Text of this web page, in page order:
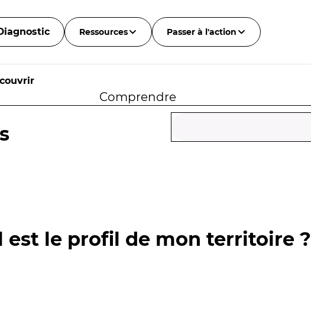
Ressources Passer à l'action
Comprendre
est le profil de mon territoire ?